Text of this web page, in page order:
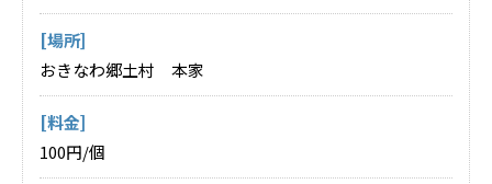
[場所]
おきなわ郷土村 本家
[料金]
100円/個